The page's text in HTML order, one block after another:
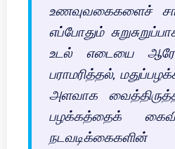
உணவுவகைகளைச்
எப்போதும்
உடல் எடையை
பராமரித்தல்,
அளவாக
பழக்கத்தைக்